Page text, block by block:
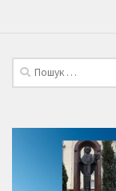
Пошук: